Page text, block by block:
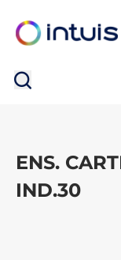
ENS.
IND.30